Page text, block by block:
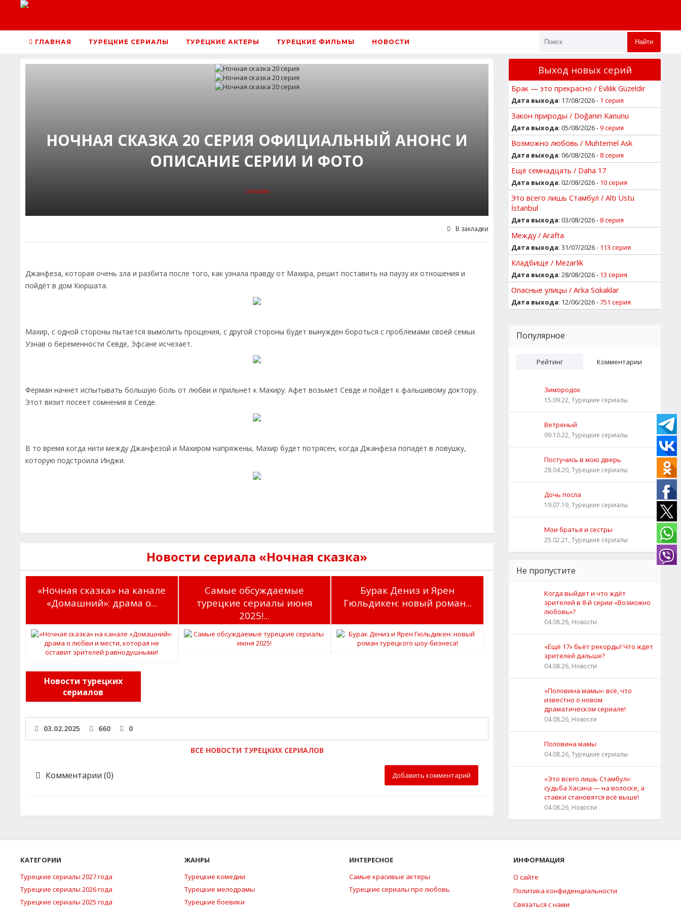
ГЛАВНАЯ ТУРЕЦКИЕ СЕРИАЛЫ ТУРЕЦКИЕ АКТЕРЫ ТУРЕЦКИЕ ФИЛЬМЫ НОВОСТИ Найти
НОЧНАЯ СКАЗКА 20 СЕРИЯ ОФИЦИАЛЬНЫЙ АНОНС И
ОПИСАНИЕ СЕРИИ И ФОТО
Онлайн
В закладки
Джанфеза, которая очень зла и разбита после того, как узнала правду от Махира, решит поставить на паузу их отношения и
пойдёт в дом Кюршата.
Махир, с одной стороны пытается вымолить прощения, с другой стороны будет вынужден бороться с проблемами своей семьи.
Узнав о беременности Севде, Эфсане исчезает.
Ферман начнет испытывать большую боль от любви и прильнет к Махиру. Афет возьмет Севде и пойдет к фальшивому доктору.
Этот визит посеет сомнения в Севде.
В то время когда нити между Джанфезой и Махиром напряжены, Махир будет потрясен, когда Джанфеза попадёт в ловушку,
которую подстроила Инджи.
Новости сериала «Ночная сказка»
«Ночная сказка» на канале
«Домашний»: драма о...
Самые обсуждаемые
турецкие сериалы июня
2025!...
Бурак Дениз и Ярен
Гюльдикен: новый роман...
Новости турецких
сериалов
03.02.2025 660 0
ВСЕ НОВОСТИ ТУРЕЦКИХ СЕРИАЛОВ
Комментарии (0) Добавить комментарий
Выход новых серий
Брак — это прекрасно / Evlilik Güzeldir
Дата выхода: 17/08/2026 - 1 серия
Закон природы / Doğanın Kanunu
Дата выхода: 05/08/2026 -9 серия
Возможно любовь / Muhtemel Ask
Дата выхода: 06/08/2026 - 8 серия
Ещё семнадцать / Daha 17
Дата выхода: 02/08/2026 - 10 серия
Это всего лишь Стамбул / Altı Ustu
İstanbul
Дата выхода: 03/08/2026 - 8 серия
Между / Arafta
Дата выхода: 31/07/2026 - 113 серия
Кладбище / Mezarlik
Дата выхода: 28/08/2026 - 13 серия
Опасные улицы / Arka Sokaklar
Дата выхода: 12/06/2026 -751 серия
Популярное
Рейтинг Комментарии
Зимородок
15.09.22, Турецкие сериалы
Ветреный
09.10.22, Турецкие сериалы
Постучись в мою дверь
28.04.20, Турецкие сериалы
Дочь посла
19.07.19, Турецкие сериалы
Мои братья и сестры
25.02.21, Турецкие сериалы
Не пропустите
Когда выйдет и что ждёт
зрителей в 8-й серии «Возможно
любовь»?
04.08.26, Новости
«Ещё 17» бьёт рекорды! Что ждёт
зрителей дальше?
04.08.26, Новости
«Половина мамы»: всё, что
известно о новом
драматическом сериале!
04.08.26, Новости
Половина мамы
04.08.26, Турецкие сериалы
«Это всего лишь Стамбул»:
судьба Хасана — на волоске, а
ставки становятся всё выше!
04.08.26, Новости
КАТЕГОРИИ
Турецкие сериалы 2027 года
Турецкие сериалы 2026 года
Турецкие сериалы 2025 года
ЖАНРЫ
Турецкие комедии
Турецкие мелодрамы
Турецкие боевики
ИНТЕРЕСНОЕ
Самые красивые актеры
Турецкие сериалы про любовь
ИНФОРМАЦИЯ
О сайте
Политика конфиденциальности
Связаться с нами